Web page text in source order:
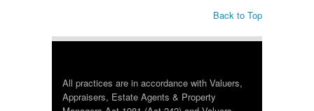
Back to Top
All practices are in accordance with Valuers,
Appraisers, Estate Agents & Property